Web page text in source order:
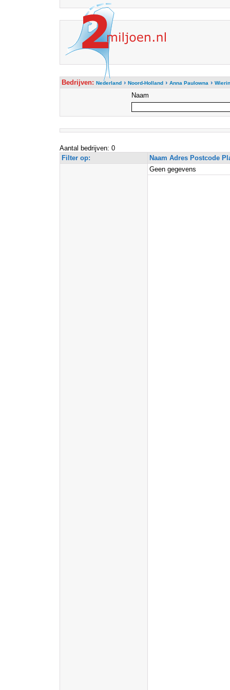
Bedrijven: Nederland› Noord-Holland› Anna Paulowna›
Naam
Aantal bedrijven: 0
Filter op:
Naam Adres Postcode
Geen gegevens